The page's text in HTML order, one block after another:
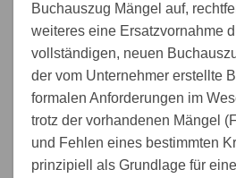
Buchauszug Mängel auf,
weiteres eine Ersatzvornahme
vollständigen, neuen
der vom Unternehmer erstellte
formalen Anforderungen im
trotz der vorhandenen Mängel
und Fehlen eines bestimmten
prinzipiell als Grundlage für